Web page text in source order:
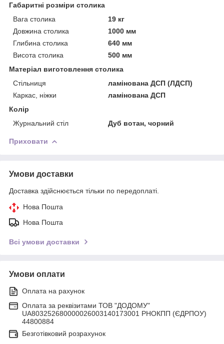
Габаритні розміри столика
Вага столика
19 кг
Довжина столика
1000 мм
Глибина столика
640 мм
Висота столика
500 мм
Матеріал виготовлення столика
Стільниця
ламінована ДСП (ЛДСП)
Каркас, ніжки
ламінована ДСП
Колір
Журнальний стіл
Дуб вотан, чорний
Приховати
Умови доставки
Доставка здійснюється тільки по передоплаті.
Нова Пошта
Нова Пошта
Всі умови доставки
Умови оплати
Оплата на рахунок
Оплата за реквізитами ТОВ "ДОДОМУ"
UA803252680000026003140173001 РНОКПП (ЄДРПОУ)
44800884
Безготівковий розрахунок